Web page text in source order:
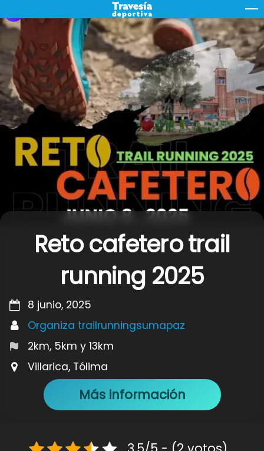
to
content
Reto cafetero trail
running 2025
8 junio, 2025
Organiza trailrunningsumapaz
2km, 5km y 13km
Villarica, Tólima
Más información